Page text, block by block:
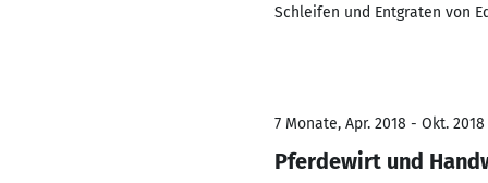
Schleifen und Entgraten von
7 Monate, Apr. 2018 - Okt. 2018
Pferdewirt und